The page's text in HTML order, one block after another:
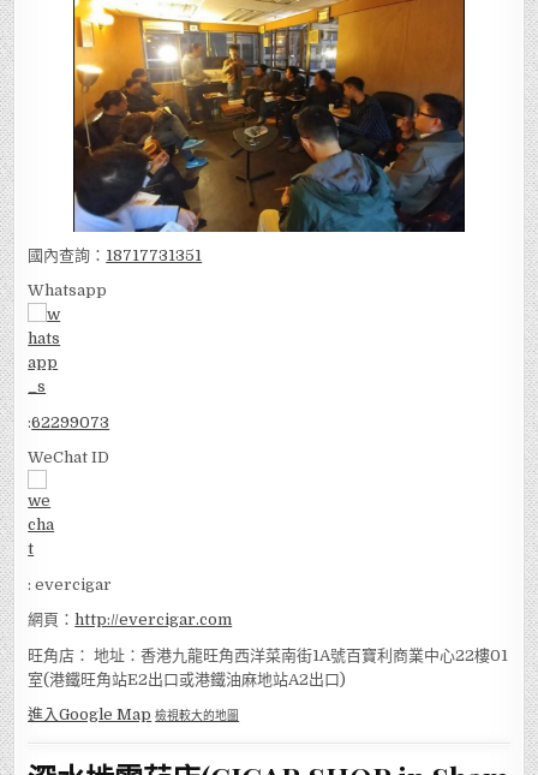
國內查詢： 18717731351
Whatsapp
:62299073
WeChat ID
: evercigar
網頁：http://evercigar.com
旺角店： 地址：香港九龍旺角西洋菜南街1A號百寶利商業中心22樓01
室(港鐵旺角站E2出口或港鐵油麻地站A2出口)
進入Google Map 檢視較大的地圖